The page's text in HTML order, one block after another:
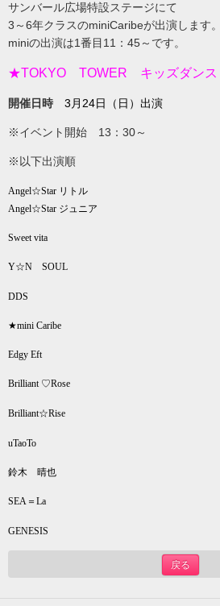
サンバール広場特設ステージにて
3～6年クラスのminiCaribeが出演します。
miniの出演は1番目11：45～です。
★TOKYO TOWER キッズダン
開催日時 3月24日（日）出演
※イベント開始 13：30～
※以下出演順
Angel☆Star リトル
Angel☆Star ジュニア
Sweet vita
Y☆N SOUL
DDS
★mini Caribe
Edgy Eft
Brilliant ♡Rose
Brilliant☆Rise
uTaoTo
鈴木 晴也
SEA ＝ La
GENESIS
戻る